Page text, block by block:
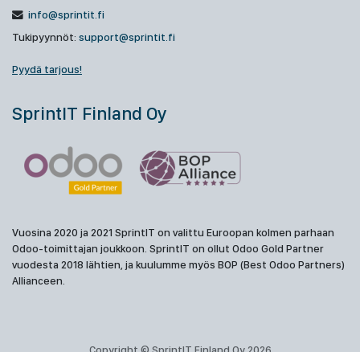
info@sprintit.fi
Tukipyynnöt: support@sprintit.fi
Pyydä tarjous!
SprintIT Finland Oy
Vuosina 2020 ja 2021 SprintIT on valittu Euroopan kolmen parhaan
Odoo-toimittajan joukkoon. SprintIT on ollut Odoo Gold Partner
vuodesta 2018 lähtien, ja kuulumme myös BOP (Best Odoo Partners)
Allianceen.
Copyright © SprintIT Finland Oy 2026